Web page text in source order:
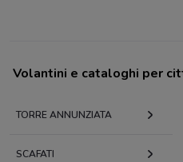
Volantini e cataloghi per
TORRE ANNUNZIATA
SCAFATI